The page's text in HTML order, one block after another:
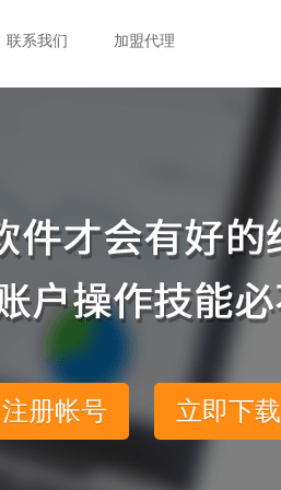
联系我们 加盟代理
注册帐号 立即下载